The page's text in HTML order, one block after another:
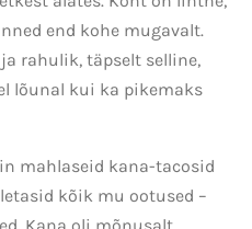
end kohe mugavalt.
rahulik, täpselt selline,
lõunal kui ka pikemaks
mahlaseid kana-tacosid
kõik mu ootused –